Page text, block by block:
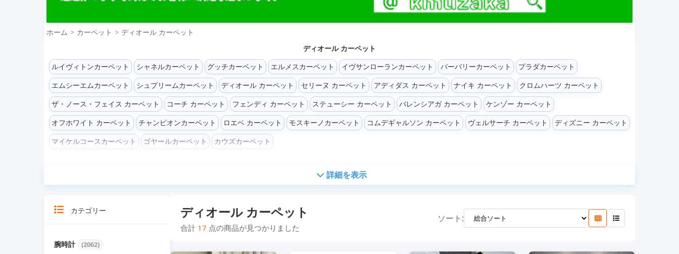
ホーム カーペット
ディオール カーペット
ディオール カーペット
ルイヴィトンカーペット
シャネルカーペット グッチカーペット エルメスカーペット イヴサンローランカーペット バーバリーカーペット
プラダカーペット
エムシーエムカーペット
シュプリームカーペット ディオール カーペット セリーヌ カーペット アディダス カーペット ナイキ カーペット
クロムハーツ カーペット
ザ・ノース・フェイス カーペット
コーチ カーペット フェンディ カーペット ステューシー カーペット バレンシアガ カーペット
ケンゾー カーペット
オフホワイト カーペット
チャンピオンカーペット ロエベ カーペット モスキーノカーペット コムデギャルソン カーペット ヴェルサーチ カーペット
ディズニー カーペット
マイケルコースカーペット
ゴヤールカーペット カウズカーペット
詳細を表示
カテゴリー
腕時計 (2062)
ディオール カーペット
合計 17 点の商品が見つかりました
ソート: